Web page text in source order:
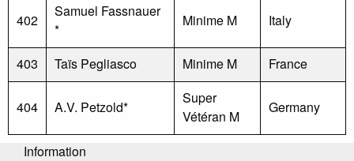
402
Samuel Fassnauer
*
Minime M Italy
403 Taïs Pegliasco Minime M France
404 A.V. Petzold*
Super
Vétéran M
Germany
Information